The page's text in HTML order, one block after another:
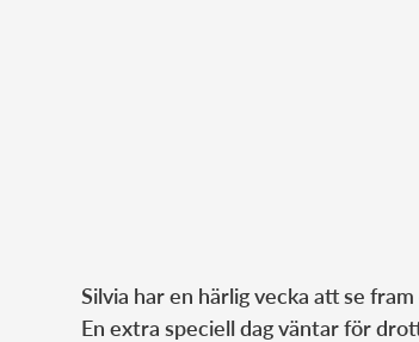
Silvia har en härlig vecka att se
En extra speciell dag väntar för